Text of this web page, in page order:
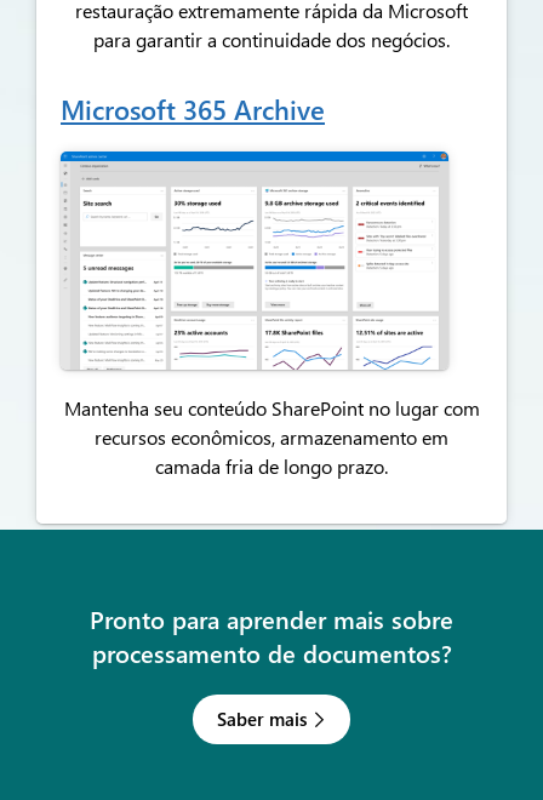
restauração extremamente rápida da Microsoft
para garantir a continuidade dos negócios.
Microsoft 365 Archive
Mantenha seu conteúdo SharePoint no lugar com
recursos econômicos,armazenamento em
camada fria de longo prazo.
Pronto para aprender mais sobre
processamento de documentos?
Saber mais